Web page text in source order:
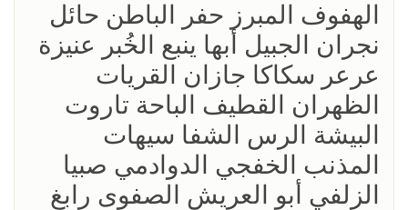
الهفوف المبرز حفر الباطن حائل
نجران الجبيل أبها ينبع الخُبر عنيزة
عرعر سكاكا جازان القريات
الظهران القطيف الباحة تاروت
البيشة الرس الشفا سيهات
المذنب الخفجي الدوادمي صبيا
الزلفي أبو العريش الصفوى رابغ